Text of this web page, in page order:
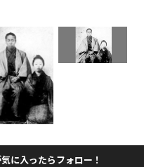
に入ったらフォロー！